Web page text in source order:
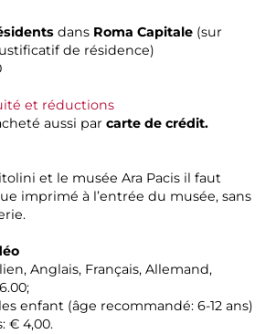
dans Roma Capitale (sur
de résidence)
et réductions
aussi par carte de crédit.
et le musée Ara Pacis il faut
imprimé à l’entrée du musée, sans
Anglais, Français, Allemand,
enfant (âge recommandé: 6-12 ans)
€ 4,00.